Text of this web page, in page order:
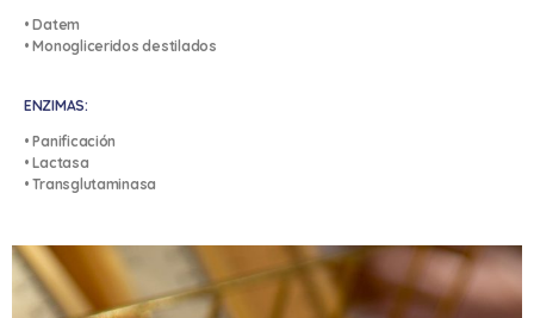
• Datem
• Monogliceridos destilados
ENZIMAS:
• Panificación
• Lactasa
• Transglutaminasa